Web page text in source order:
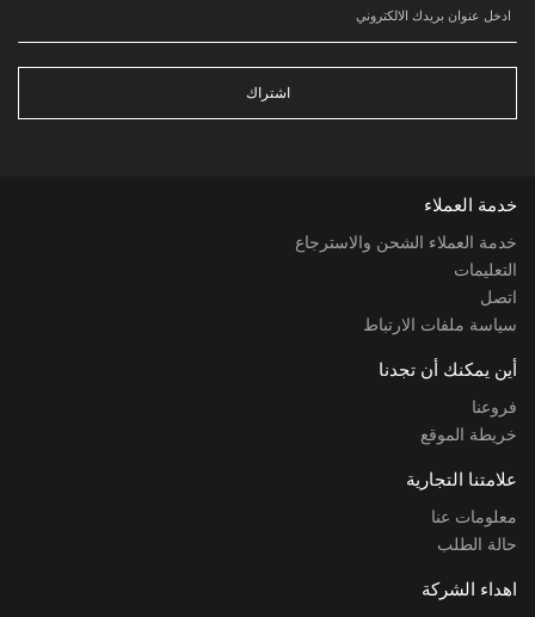
اشتراك
خدمة العملاء
خدمة العملاء الشحن والاسترجاع
التعليمات
اتصل
سياسة ملفات الارتباط
أين يمكنك أن تجدنا
فروعنا
خريطة الموقع
علامتنا التجارية
معلومات عنا
حالة الطلب
اهداء الشركة